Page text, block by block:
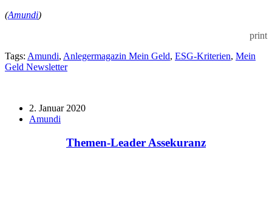
(Amundi)
print
Tags: Amundi, Anlegermagazin Mein Geld, ESG-Kriterien, Mein
Geld Newsletter
2. Januar 2020
Amundi
Themen-Leader Assekuranz